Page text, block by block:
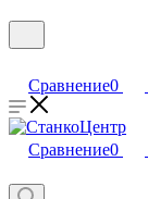
Сравнение0
Сравнение0